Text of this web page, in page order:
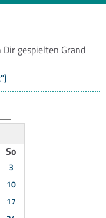
gespielten Grand
So
3
10
17